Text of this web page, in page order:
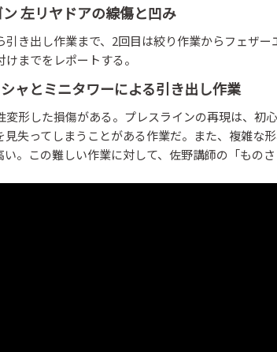
左リヤドアの線傷と凹み
き出し作業まで、2回目は絞り作業からフェザー
までをレポートする。
ャとミニタワーによる引き出し作業
形した損傷がある。プレスラインの再現は、初
失ってしまうことがある作業だ。また、複雑な
。この難しい作業に対して、佐野講師の「もの